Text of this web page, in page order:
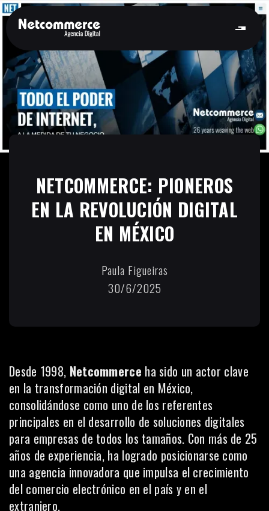
NETCOMMERCE: PIONEROS
EN LA REVOLUCIÓN DIGITAL
EN MÉXICO
Paula Figueiras
30/6/2025
Desde 1998, Netcommerce ha sido un actor clave
en la transformación digital en México,
consolidándose como uno de los referentes
principales en el desarrollo de soluciones digitales
para empresas de todos los tamaños. Con más de 25
años de experiencia, ha logrado posicionarse como
una agencia innovadora que impulsa el crecimiento
del comercio electrónico en el país y en el
extranjero.